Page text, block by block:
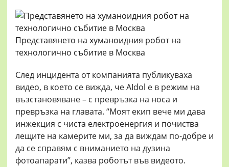
Представянето на хуманоидния робот на
технологично събитие в Москва
След инцидента от компанията публикуваха
видео, в което се вижда, че AIdol е в режим на
възстановяване – с превръзка на носа и
превръзка на главата. “Моят екип вече ми дава
инжекция с чиста електроенергия и почиства
лещите на камерите ми, за да виждам по-добре и
да се справям с вниманието на дузина
фотоапарати”, казва роботът във видеото.